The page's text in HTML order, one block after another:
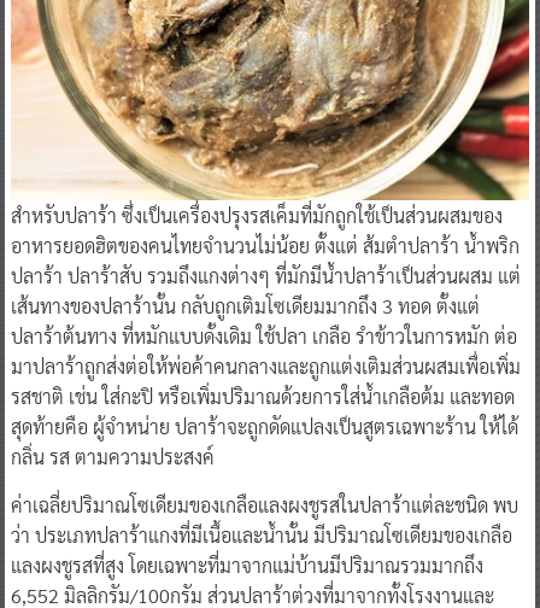
สำหรับปลาร้า ซึ่งเป็นเครื่องปรุงรสเค็มที่มักถูกใช้เป็นส่วนผสมของ
อาหารยอดฮิตของคนไทยจำนวนไม่น้อย ตั้งแต่ ส้มตำปลาร้า น้ำพริก
ปลาร้า ปลาร้าสับ รวมถึงแกงต่างๆ ที่มักมีน้ำปลาร้าเป็นส่วนผสม แต่
เส้นทางของปลาร้านั้น กลับถูกเติมโซเดียมมากถึง 3 ทอด ตั้งแต่
ปลาร้าต้นทาง ที่หมักแบบดั้งเดิม ใช้ปลา เกลือ รำข้าวในการหมัก ต่อ
มาปลาร้าถูกส่งต่อให้พ่อค้าคนกลางและถูกแต่งเติมส่วนผสมเพื่อเพิ่ม
รสชาติ เช่น ใส่กะปิ หรือเพิ่มปริมาณด้วยการใส่น้ำเกลือต้ม และทอด
สุดท้ายคือ ผู้จำหน่าย ปลาร้าจะถูกดัดแปลงเป็นสูตรเฉพาะร้าน ให้ได้
กลิ่น รส ตามความประสงค์
ค่าเฉลี่ยปริมาณโซเดียมของเกลือแลงผงชูรสในปลาร้าแต่ละชนิด พบ
ว่า ประเภทปลาร้าแกงที่มีเนื้อและน้ำนั้น มีปริมาณโซเดียมของเกลือ
แลงผงชูรสที่สูง โดยเฉพาะที่มาจากแม่บ้านมีปริมาณรวมมากถึง
6,552 มิลลิกรัม/100กรัม ส่วนปลาร้าต่วงที่มาจากทั้งโรงงานและ